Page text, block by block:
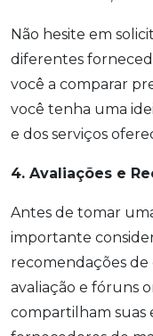
Não hesite em
diferentes
você a comparar
você tenha uma
e dos serviços
4. Avaliações e
Antes de tomar
importante
recomendações de
avaliação e fóruns
compartilham suas